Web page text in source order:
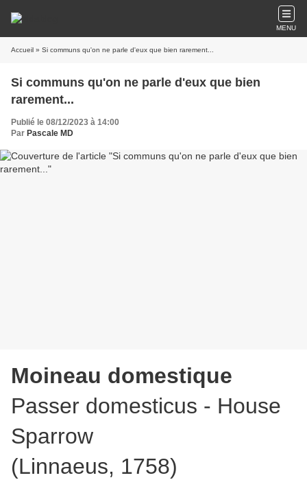
MENU
Accueil » Si communs qu'on ne parle d'eux que bien rarement...
Si communs qu'on ne parle d'eux que bien
rarement...
Publié le 08/12/2023 à 14:00
Par Pascale MD
Moineau domestique
Passer domesticus - House
Sparrow
(Linnaeus, 1758)